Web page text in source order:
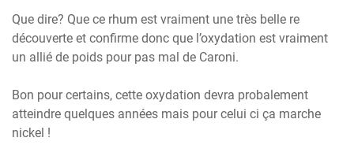
Que dire? Que ce rhum est vraiment une très belle re
découverte et confirme donc que l’oxydation est vraiment
un allié de poids pour pas mal de Caroni.
Bon pour certains, cette oxydation devra probalement
atteindre quelques années mais pour celui ci ça marche
nickel !